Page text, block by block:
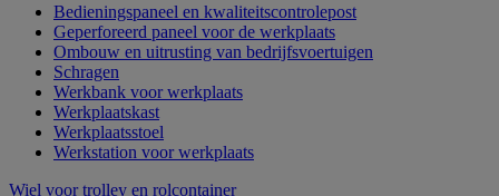
Bedieningspaneel en kwaliteitscontrolepost
Geperforeerd paneel voor de werkplaats
Ombouw en uitrusting van bedrijfsvoertuigen
Schragen
Werkbank voor werkplaats
Werkplaatskast
Werkplaatsstoel
Werkstation voor werkplaats
Wiel voor trolley en rolcontainer